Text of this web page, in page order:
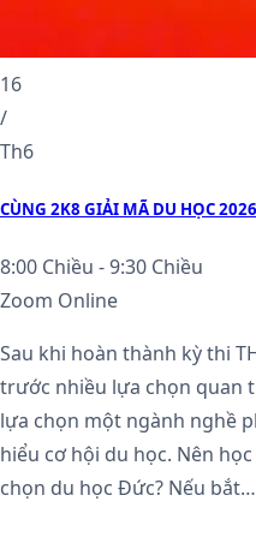
16
/
Th6
CÙNG 2K8 GIẢI MÃ DU HỌC 2026
8:00 Chiều - 9:30 Chiều
Zoom Online
Sau khi hoàn thành kỳ thi
trước nhiều lựa chọn quan
lựa chọn một ngành nghề
hiểu cơ hội du học. Nên
chọn du học Đức? Nếu bắt…